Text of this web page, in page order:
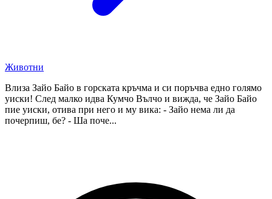
Животни
Влиза Зайо Байо в горската кръчма и си поръчва едно голямо
уиски! След малко идва Кумчо Вълчо и вижда, че Зайо Байо
пие уиски, отива при него и му вика: - Зайо нема ли да
почерпиш, бе? - Ша поче...